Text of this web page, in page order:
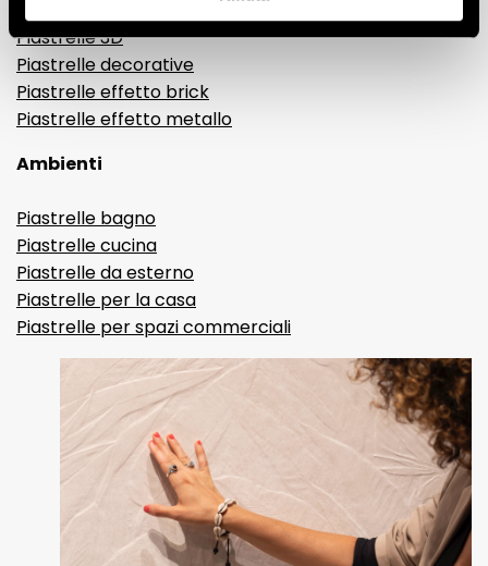
Piastrelle 3D
Piastrelle decorative
Piastrelle effetto brick
Piastrelle effetto metallo
Ambienti
Piastrelle bagno
Piastrelle cucina
Piastrelle da esterno
Piastrelle per la casa
Piastrelle per spazi commerciali